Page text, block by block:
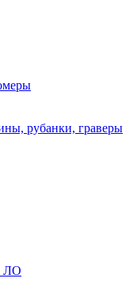
рубанки, граверы
ЛО